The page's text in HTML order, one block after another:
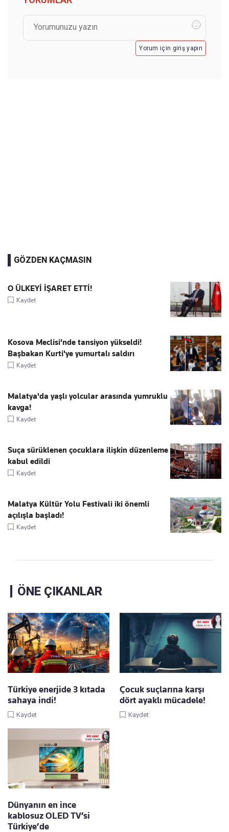
Yorum için giriş yapın
GÖZDEN KAÇMASIN
O ÜLKEYİ İŞARET ETTİ!
Kaydet
Kosova Meclisi'nde tansiyon yükseldi!
Başbakan Kurti'ye yumurtalı saldırı
Kaydet
Malatya'da yaşlı yolcular arasında yumruklu
kavga!
Kaydet
Suça sürüklenen çocuklara ilişkin düzenleme
kabul edildi
Kaydet
Malatya Kültür Yolu Festivali iki önemli
açılışla başladı!
Kaydet
ÖNE ÇIKANLAR
Türkiye enerjide 3 kıtada
sahaya indi!
Kaydet
Çocuk suçlarına karşı
dört ayaklı mücadele!
Kaydet
Dünyanın en ince
kablosuz OLED TV’si
Türkiye’de